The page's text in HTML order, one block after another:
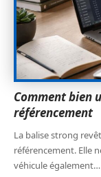
Comment bien
référencement
La balise strong
référencement. Elle
véhicule également…